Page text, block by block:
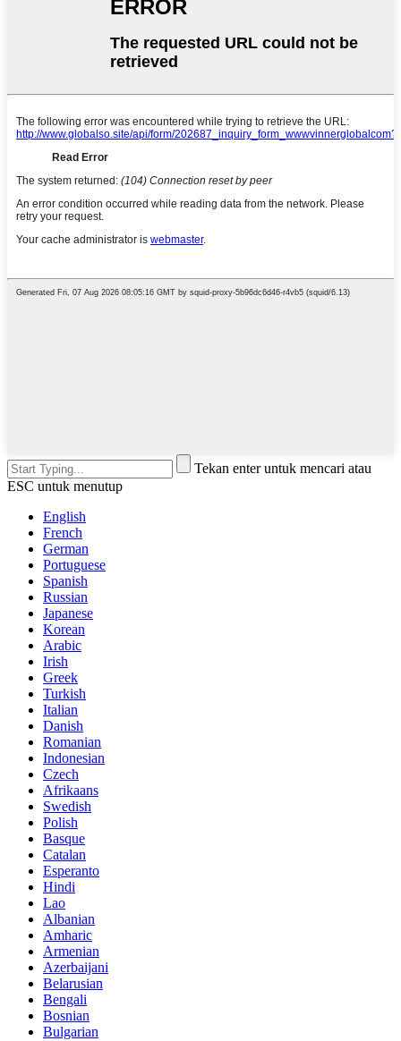
Tekan enter untuk mencari atau
ESC untuk menutup
English
French
German
Portuguese
Spanish
Russian
Japanese
Korean
Arabic
Irish
Greek
Turkish
Italian
Danish
Romanian
Indonesian
Czech
Afrikaans
Swedish
Polish
Basque
Catalan
Esperanto
Hindi
Lao
Albanian
Amharic
Armenian
Azerbaijani
Belarusian
Bengali
Bosnian
Bulgarian